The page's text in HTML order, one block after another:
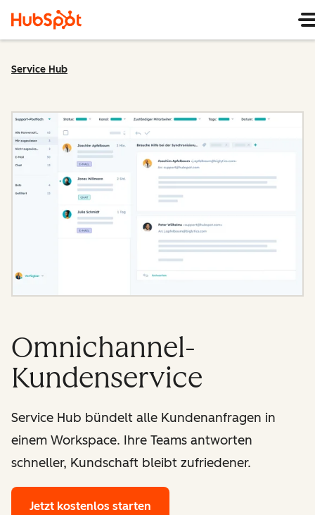
Service Hub
Omnichannel-
Kundenservice
Service Hub bündelt alle Kundenanfragen in
einem Workspace. Ihre Teams antworten
schneller, Kundschaft bleibt zufriedener.
Jetzt kostenlos starten